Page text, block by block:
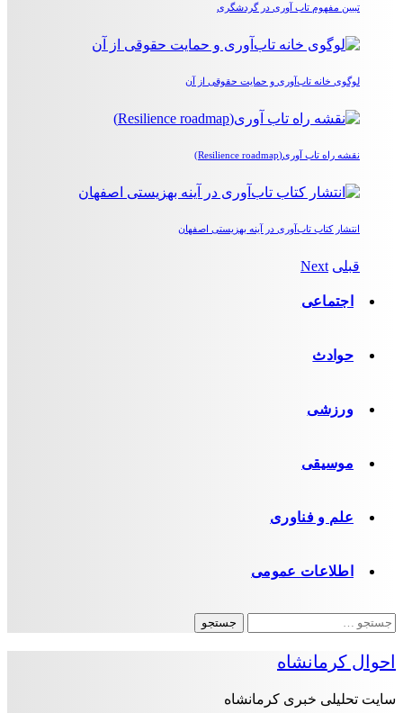
تبیین مفهوم تاب آوری در گردشگری
لوگوی خانه تاب‌آوری و حمایت حقوقی از آن
نقشه راه تاب آوری(Resilience roadmap)
انتشار کتاب تاب‌آوری در آینه بهزیستی اصفهان
قبلی Next
اجتماعی
حوادث
ورزشی
موسیقی
علم و فناوری
اطلاعات عمومی
جستجو
برای:
احوال کرمانشاه
سایت تحلیلی خبری کرمانشاه